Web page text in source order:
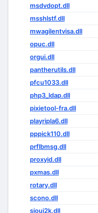
msdvdopt.dll
msshlstf.dll
mwagilentvisa.dll
opuc.dll
orgui.dll
pantherutils.dll
pfcu1033.dll
php3_ldap.dll
pixietool-fra.dll
playripla6.dll
pppick110.dll
prflbmsg.dll
proxyid.dll
pxmas.dll
rotary.dll
scono.dll
sioui2k.dll